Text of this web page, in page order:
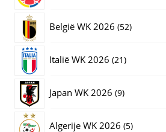
België WK 2026 5252
Italië WK 2026 2121
Japan WK 2026 99
Algerije WK 2026 55